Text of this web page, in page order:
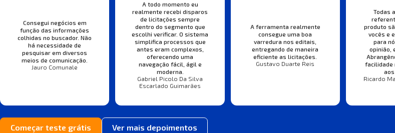
Consegui negócios em
função das informações
colhidas no buscador. Não
há necessidade de
pesquisar em diversos
meios de comunicação.
Jauro Comunale
A todo momento eu
realmente recebi disparos
de licitações sempre
dentro do segmento que
escolhi verificar. O sistema
simplifica processos que
antes eram complexos,
oferecendo uma
navegação fácil, ágil e
moderna.
Gabriel Picolo Da Silva
Escarlado Guimarães
A ferramenta realmente
consegue uma boa
varredura nos editais,
entregando de maneira
eficiente as licitações.
Gustavo Duarte Reis
Todas
produto
vocês e
para
opinião,
facilidade
Ricardo
Começar teste grátis Ver mais depoimentos